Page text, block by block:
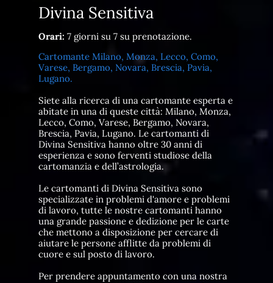
Divina Sensitiva
Orari: 7 giorni su 7 su prenotazione.
Cartomante Milano, Monza, Lecco, Como,
Varese, Bergamo, Novara, Brescia, Pavia,
Lugano.
Siete alla ricerca di una cartomante esperta e
abitate in una di queste città: Milano, Monza,
Lecco, Como, Varese, Bergamo, Novara,
Brescia, Pavia, Lugano. Le cartomanti di
Divina Sensitiva hanno oltre 30 anni di
esperienza e sono ferventi studiose della
cartomanzia e dell’astrologia.
Le cartomanti di Divina Sensitiva sono
specializzate in problemi d'amore e problemi
di lavoro, tutte le nostre cartomanti hanno
una grande passione e dedizione per le carte
che mettono a disposizione per cercare di
aiutare le persone afflitte da problemi di
cuore e sul posto di lavoro.
Per prendere appuntamento con una nostra